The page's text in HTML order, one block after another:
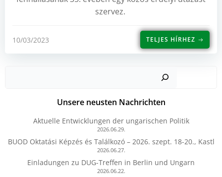
szervez.
10/03/2023 TELJES HÍRHEZ
Unsere neusten Nachrichten
Aktuelle Entwicklungen der ungarischen Politik
2026.06.29.
BUOD Oktatási Képzés és Találkozó – 2026. szept. 18-20., Kastl
2026.06.27.
Einladungen zu DUG-Treffen in Berlin und Ungarn
2026.06.22.